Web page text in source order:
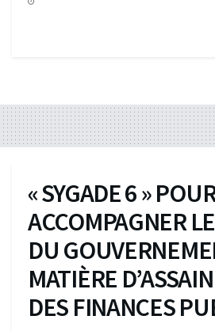
« SYGADE 6 »
ACCOMPAGNER
DU
MATIÈRE
DES FINANCES